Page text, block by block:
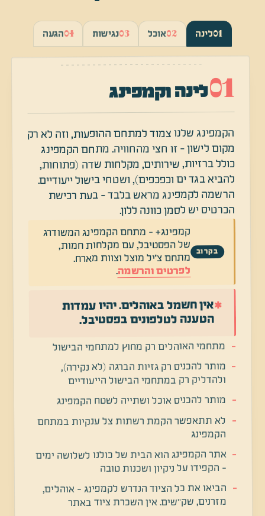
01לינה 02אוכל 03נגישות 04הגעה
01לינה וקמפינג
הקמפינג שלנו צמוד למתחם ההופעות, וזה לא רק
מקום לישון - זו חצי מהחוויה. מתחם הקמפינג
כולל ברזיות, שירותים, מקלחות שדה (פתוחות,
להביא בגד ים וכפכפים), ושטחי בישול ייעודיים.
הרשמה לקמפינג מראש בלבד - בעת רכישת
הכרטיס יש לסמן כוונה ללון.
בקרוב
קמפינג+ - מתחם הקמפינג המשודרג
של הפסטיבל, עם מקלחות חמות,
מתחם צ׳יל מוצל וצוות מארח.
לפרטים והרשמה.
✱אין חשמל באוהלים. יהיו עמדות
הטענה לטלפונים בפסטיבל.
מתחמי האוהלים רק מחוץ למתחמי הבישול
מותר להכניס רק גזיות הברגה (לא נקירה),
ולהדליק רק במתחמי הבישול הייעודיים
מותר להכניס אוכל ושתייה לשטח הקמפינג
לא תתאפשר הקמת רשתות צל ענקיות במתחם
הקמפינג
אתר הקמפינג הוא הבית של כולנו לשלושה ימים
- הקפידו על ניקיון ושכנות טובה
הביאו את כל הציוד הנדרש לקמפינג - אוהלים,
מזרנים, שק"שים. אין השכרת ציוד באתר